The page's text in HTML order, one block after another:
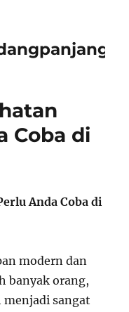
Coba di
Anda Coba di
modern dan
banyak orang,
menjadi sangat